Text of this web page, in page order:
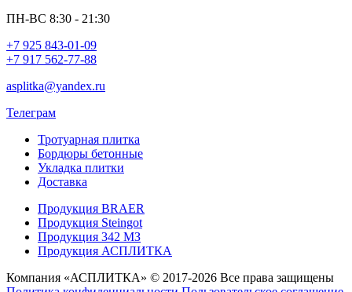
ПН-ВС 8:30 - 21:30
+7 925 843-01-09
+7 917 562-77-88
asplitka@yandex.ru
Телеграм
Тротуарная плитка
Бордюры бетонные
Укладка плитки
Доставка
Продукция BRAER
Продукция Steingot
Продукция 342 МЗ
Продукция АСПЛИТКА
Компания «АСПЛИТКА» © 2017-2026 Все права защищены